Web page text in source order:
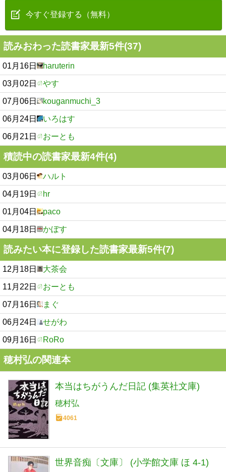
今すぐ登録する（無料）
読みおわった読書家最新5件(37)
01月16日 haruterin
03月02日 やす
07月06日 kouganmuchi_3
06月24日 いろはす
06月21日 おーとも
積読中の読書家最新4件(4)
03月06日 ハルト
04月19日 hr
01月04日 paco
04月18日 かぼす
読みたい本に登録した読書家最新5件(7)
12月18日 大茶会
11月22日 おーとも
07月16日 まぐ
06月24日 せがわ
09月16日 RoRo
穂村弘の関連本
本当はちがうんだ日記 (集英社文庫)
穂村弘
4061
世界音痴〔文庫〕 (小学館文庫 ほ 4-1)